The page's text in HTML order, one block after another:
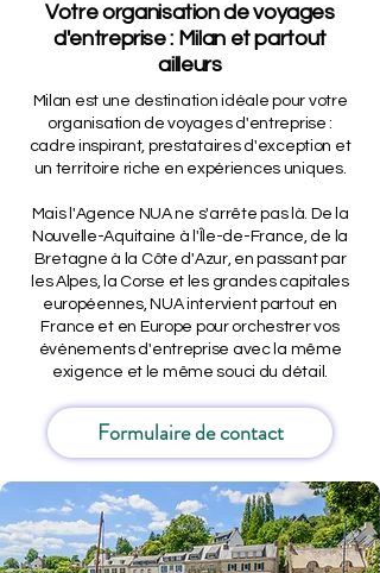
Votre organisation de voyages
d'entreprise : Milan et partout
ailleurs
Milan est une destination idéale pour votre
organisation de voyages d'entreprise :
cadre inspirant, prestataires d'exception et
un territoire riche en expériences uniques.
Mais l'Agence NUA ne s'arrête pas là. De la
Nouvelle-Aquitaine à l'Île-de-France, de la
Bretagne à la Côte d'Azur, en passant par
les Alpes, la Corse et les grandes capitales
européennes, NUA intervient partout en
France et en Europe pour orchestrer vos
événements d'entreprise avec la même
exigence et le même souci du détail.
Formulaire de contact